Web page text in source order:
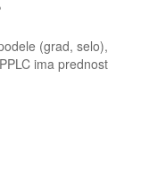
(grad, selo),
ima prednost